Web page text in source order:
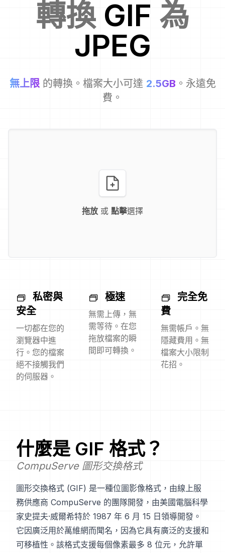
轉換 GIF 為
JPEG
無上限 的轉換。檔案大小可達 2.5GB 。永遠免
費。
拖放 或 點擊選擇
私密與
安全
一切都在您的
瀏覽器中進
行。您的檔案
絕不接觸我們
的伺服器。
極速
無需上傳，無
需等待。在您
拖放檔案的瞬
間即可轉換。
完全免
費
無需帳戶。無
隱藏費用。無
檔案大小限制
花招。
什麼是 GIF 格式？
CompuServe 圖形交換格式
圖形交換格式 (GIF) 是一種位圖影像格式，由線上服
務供應商 CompuServe 的團隊開發，由美國電腦科學
家史提夫·威爾希特於 1987 年 6 月 15 日領導開發。
它因廣泛用於萬維網而聞名，因為它具有廣泛的支援和
可移植性。該格式支援每個像素最多 8 位元，允許單